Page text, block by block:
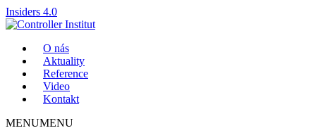
Insiders 4.0
O nás
Aktuality
Reference
Video
Kontakt
MENUMENU